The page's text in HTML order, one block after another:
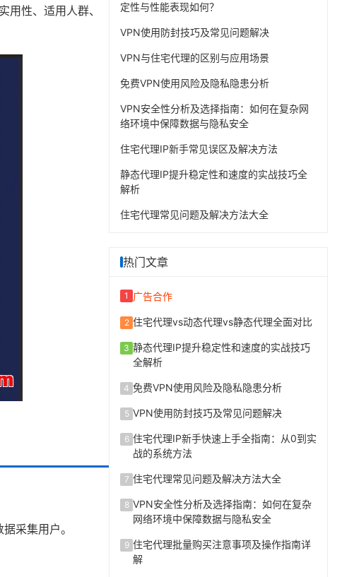
性、适用人群、
采集用户。
定性与性能表现如何？
VPN使用防封技巧及常见问题解决
VPN与住宅代理的区别与应用场景
免费VPN使用风险及隐私隐患分析
VPN安全性分析及选择指南：如何在复杂网
络环境中保障数据与隐私安全
住宅代理IP新手常见误区及解决方法
静态代理IP提升稳定性和速度的实战技巧全
解析
住宅代理常见问题及解决方法大全
热门文章
1 广告合作
2 住宅代理vs动态代理vs静态代理全面对比
3 静态代理IP提升稳定性和速度的实战技巧
全解析
4 免费VPN使用风险及隐私隐患分析
5 VPN使用防封技巧及常见问题解决
6 住宅代理IP新手快速上手全指南：从0到实
战的系统方法
7 住宅代理常见问题及解决方法大全
8 VPN安全性分析及选择指南：如何在复杂
网络环境中保障数据与隐私安全
9 住宅代理批量购买注意事项及操作指南详
解